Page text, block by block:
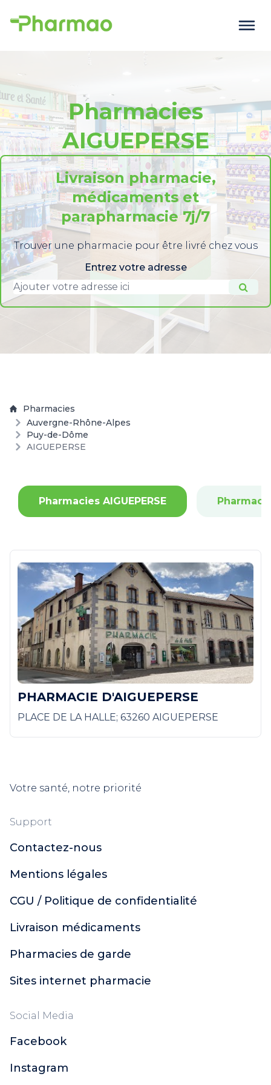
Pharmacies
AIGUEPERSE
Livraison pharmacie,
médicaments et
parapharmacie 7j/7
Trouver une pharmacie pour être livré chez vous
Entrez votre adresse
Pharmacies
Auvergne-Rhône-Alpes
Puy-de-Dôme
AIGUEPERSE
Pharmacies AIGUEPERSE
PHARMACIE D'AIGUEPERSE
PLACE DE LA HALLE; 63260 AIGUEPERSE
Votre santé, notre priorité
Support
Contactez-nous
Mentions légales
CGU / Politique de confidentialité
Livraison médicaments
Pharmacies de garde
Sites internet pharmacie
Social Media
Facebook
Instagram